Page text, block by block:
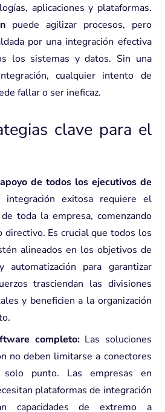
aplicaciones y plataformas.
puede agilizar procesos, pero
por una integración efectiva
los sistemas y datos. Sin una
cualquier intento de
fallar o ser ineficaz.
clave para el
de todos los ejecutivos de
exitosa requiere el
toda la empresa, comenzando
directivo. Es crucial que todos los
alineados en los objetivos de
automatización para garantizar
trasciendan las divisiones
y beneficien a la organización
completo:Las soluciones
no deben limitarse a conectores
punto. Las empresas en
plataformas de integración
capacidades de extremo a